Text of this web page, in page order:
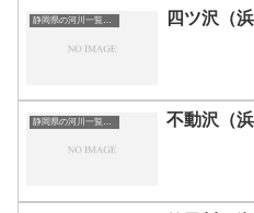
静岡県の河川一覧まとめ静岡県の河川を市町村別に一覧化しました。伊東市伊豆の国市伊豆市下田市賀茂郡河津町賀茂郡松崎町賀茂郡西伊豆町賀茂郡東伊豆町賀茂郡南伊豆町掛川市菊川市湖西市御前崎市御殿場市三島市周智郡森町駿東郡小山町駿東郡清水町駿東郡長泉町沼津市焼津市榛原郡吉田町榛原郡川根本町裾野市静岡市袋井市田方郡函南町島田市藤枝市熱海市磐田市浜松市富士宮市富士市牧之原市-静岡県の河川一覧 四ツ沢（
静岡県の河川一覧まとめ静岡県の河川を市町村別に一覧化しました。伊東市伊豆の国市伊豆市下田市賀茂郡河津町賀茂郡松崎町賀茂郡西伊豆町賀茂郡東伊豆町賀茂郡南伊豆町掛川市菊川市湖西市御前崎市御殿場市三島市周智郡森町駿東郡小山町駿東郡清水町駿東郡長泉町沼津市焼津市榛原郡吉田町榛原郡川根本町裾野市静岡市袋井市田方郡函南町島田市藤枝市熱海市磐田市浜松市富士宮市富士市牧之原市-静岡県の河川一覧 不動沢（